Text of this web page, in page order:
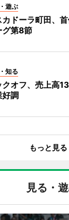
遊ぶ
カドーラ町田、
グ第8節
知る
クオフ、売上高
好調
もっと見る
見る・